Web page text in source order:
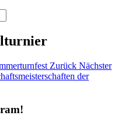
Zurück Nächster
der